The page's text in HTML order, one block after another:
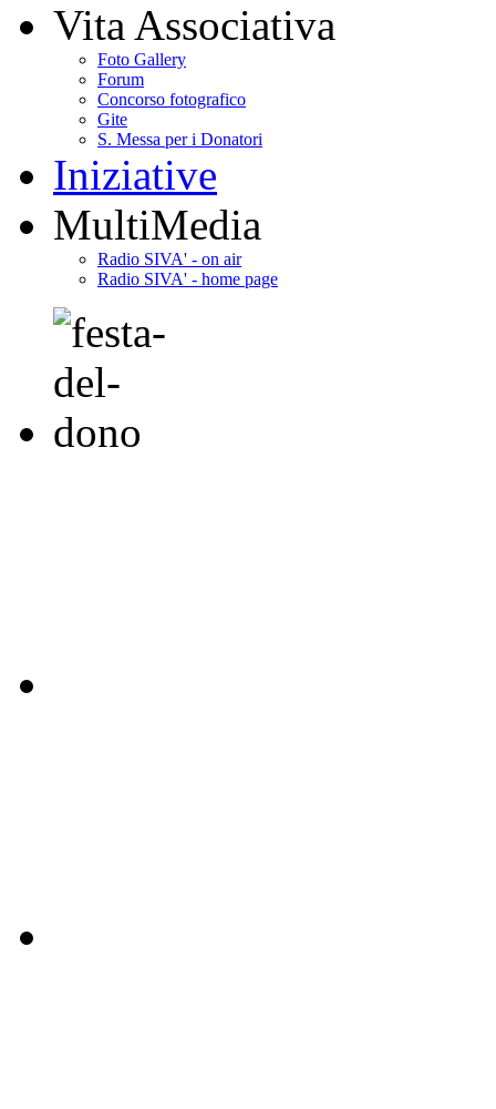
Vita Associativa
Foto Gallery
Forum
Concorso fotografico
Gite
S. Messa per i Donatori
Iniziative
MultiMedia
Radio SIVA' - on air
Radio SIVA' - home page